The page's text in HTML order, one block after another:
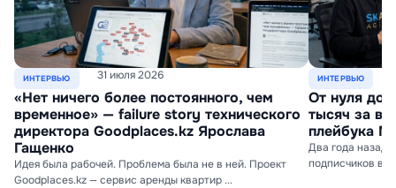
ИНТЕРВЬЮ 31 июля 2026
«Нет ничего более постоянного, чем
временное» — failure story технического
директора Goodplaces.kz Ярослава
Гащенко
Идея была рабочей. Проблема была не в ней. Проект
Goodplaces.kz — сервис аренды квартир ...
ИНТЕРВЬЮ
От нуля до
тысяч за
плейбука
Два года назад
подписчиков в